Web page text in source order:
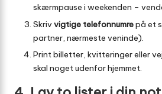
skærmpause i weekenden –
Skrivvigtige telefonnumrepå et
partner, nærmeste veninde).
Print billetter, kvitteringer eller
skal noget udenfor hjemmet.